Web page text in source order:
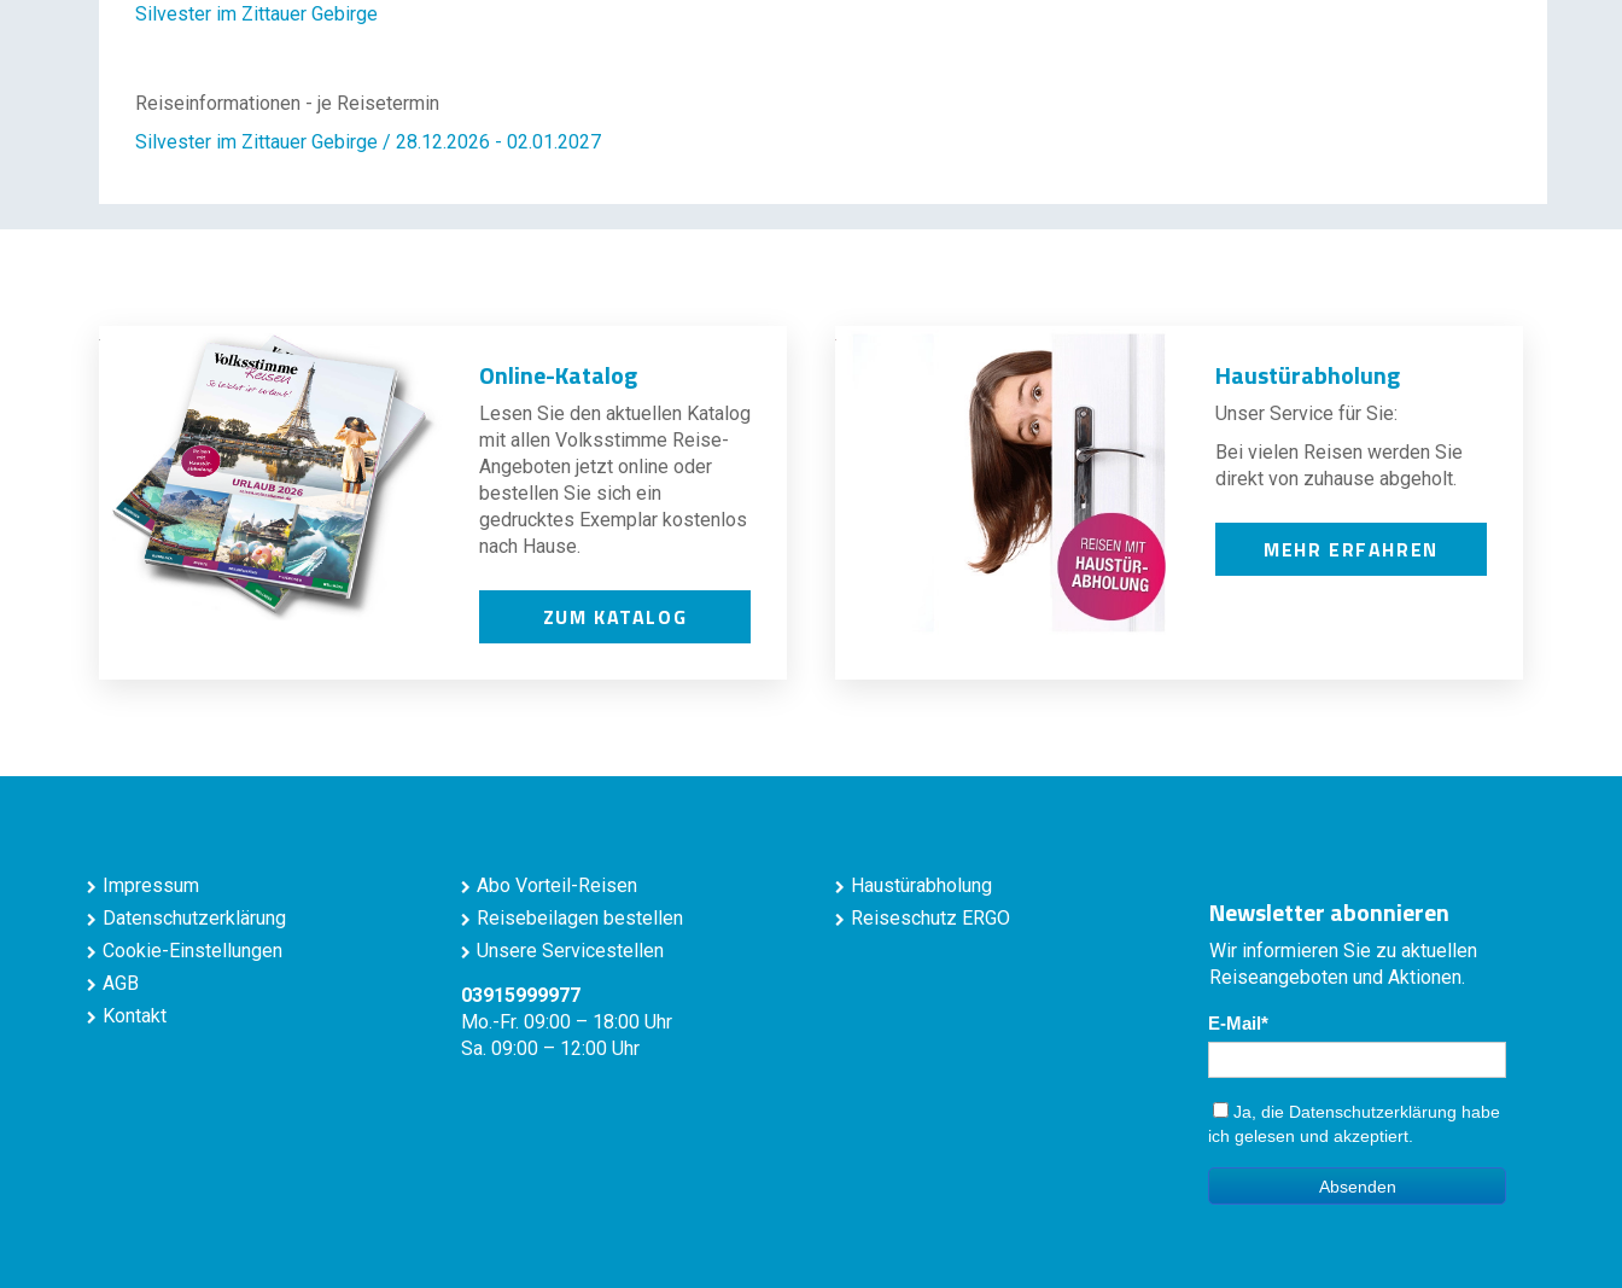
Silvester im Zittauer Gebirge
Reiseinformationen - je Reisetermin
Silvester im Zittauer Gebirge / 28.12.2026 - 02.01.2027
Online-Katalog
Lesen Sie den aktuellen Katalog
mit allen Volksstimme Reise-
Angeboten jetzt online oder
bestellen Sie sich ein
gedrucktes Exemplar kostenlos
nach Hause.
ZUM KATALOG
Haustürabholung
Unser Service für Sie:
Bei vielen Reisen werden Sie
direkt von zuhause abgeholt.
MEHR ERFAHREN
Impressum
Datenschutzerklärung
Cookie-Einstellungen
AGB
Kontakt
Abo Vorteil-Reisen
Reisebeilagen bestellen
Unsere Servicestellen
03915999977
Mo.-Fr. 09:00 – 18:00 Uhr
Sa. 09:00 – 12:00 Uhr
Haustürabholung
Reiseschutz ERGO
Newsletter abonnieren
Wir informieren Sie zu aktuellen
Reiseangeboten und Aktionen.
E-Mail
Ja, die Datenschutzerklärung habe
ich gelesen und akzeptiert.
Absenden